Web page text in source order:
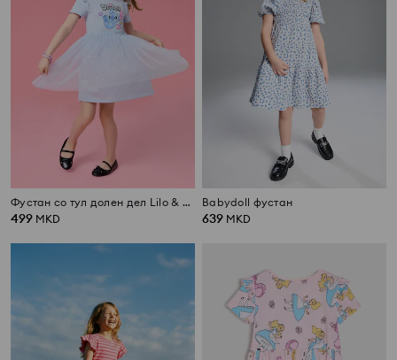
Фустан со тул долен дел Lilo & Stitch
499 MKD
Babydoll фустан
639 MKD